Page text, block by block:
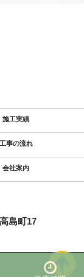
施工実績
工事の流れ
会社案内
島町17